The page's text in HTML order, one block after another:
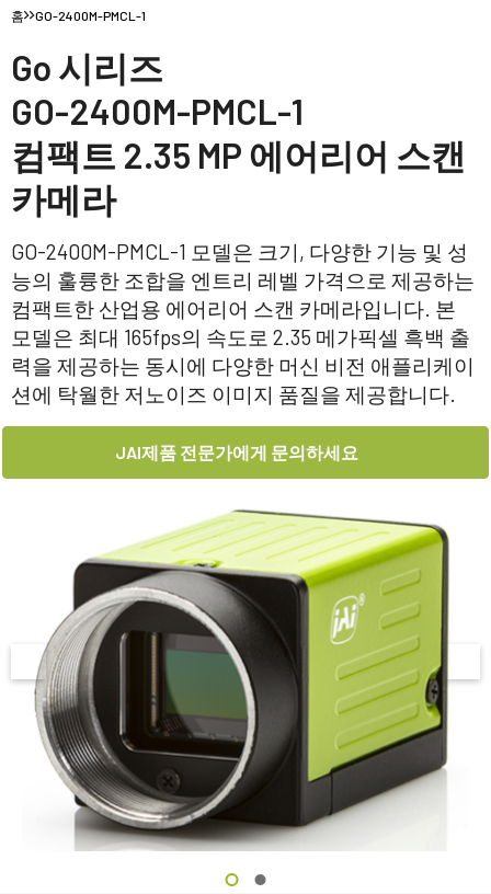
홈 GO-2400M-PMCL-1
Go 시리즈
GO-2400M-PMCL-1
컴팩트 2.35 MP 에어리어 스캔
카메라
GO-2400M-PMCL-1 모델은 크기, 다양한 기능 및 성
능의 훌륭한 조합을 엔트리 레벨 가격으로 제공하는
컴팩트한 산업용 에어리어 스캔 카메라입니다. 본
모델은 최대 165fps의 속도로 2.35 메가픽셀 흑백 출
력을 제공하는 동시에 다양한 머신 비전 애플리케이
션에 탁월한 저노이즈 이미지 품질을 제공합니다.
JAI제품 전문가에게 문의하세요